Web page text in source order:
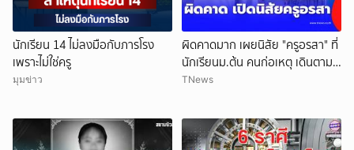
นักเรียน 14 ไม่ลงมือกับภารโรง
เพราะไม่ใช่ครู
มุมข่าว
ผิดคาดมาก เผยนิสัย "ครูอรสา" ที่
นักเรียนม.ต้น คนก่อเหตุ เดินตาม
หา
TNews